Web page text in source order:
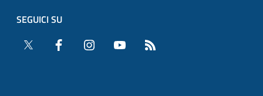
SEGUICI SU
Twitter
Facebook Instagram YouTube